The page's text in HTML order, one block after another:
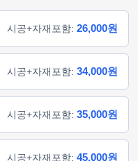
시공+자재포함: 26,000원
시공+자재포함: 34,000원
시공+자재포함: 35,000원
시공+자재포함: 45,000원